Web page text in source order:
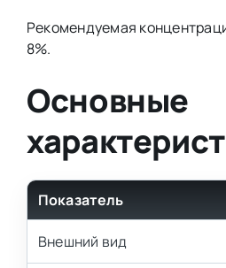
Рекомендуемая
8%.
Основные
Показатель
Внешний вид